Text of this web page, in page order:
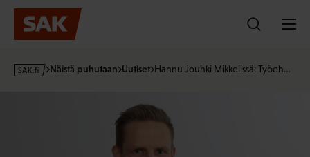
Hyppää
sisältöön
s
Näistä puhutaan Uutiset Hannu Jouhki Mikkelissä: Työeh…